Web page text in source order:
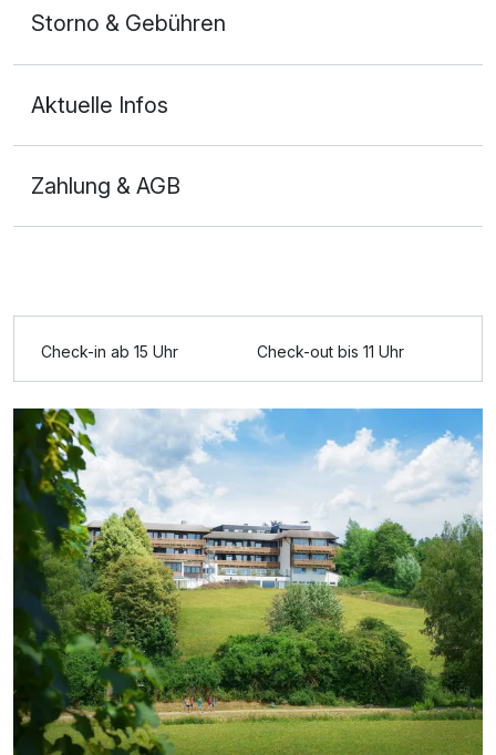
Ausstattung
Für 4 Tage p.P. ab399,00 €
Doppelzimmer Superior
2 Erwachsene
Storno & Gebühren
Aktuelle Infos
Zahlung & AGB
Check-in ab 15 Uhr Check-out bis 11 Uhr